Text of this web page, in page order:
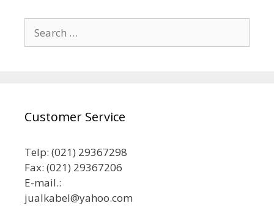
for:
Customer Service
Telp: (021) 29367298
Fax: (021) 29367206
E-mail.:
jualkabel@yahoo.com